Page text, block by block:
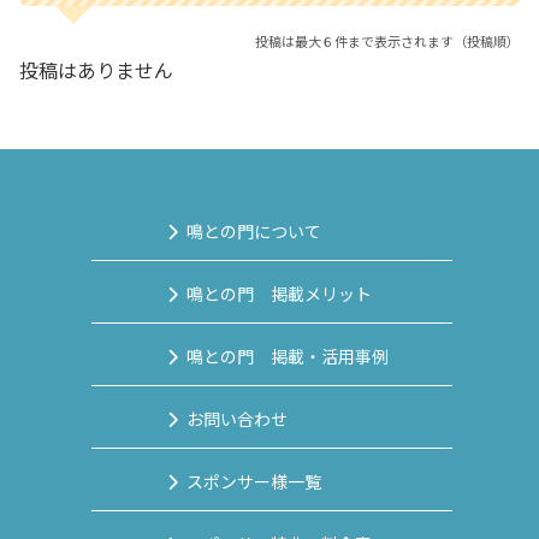
投稿は最大６件まで表示されます（投稿順）
投稿はありません
鳴との門について
鳴との門 掲載メリット
鳴との門 掲載・活用事例
お問い合わせ
スポンサー様一覧